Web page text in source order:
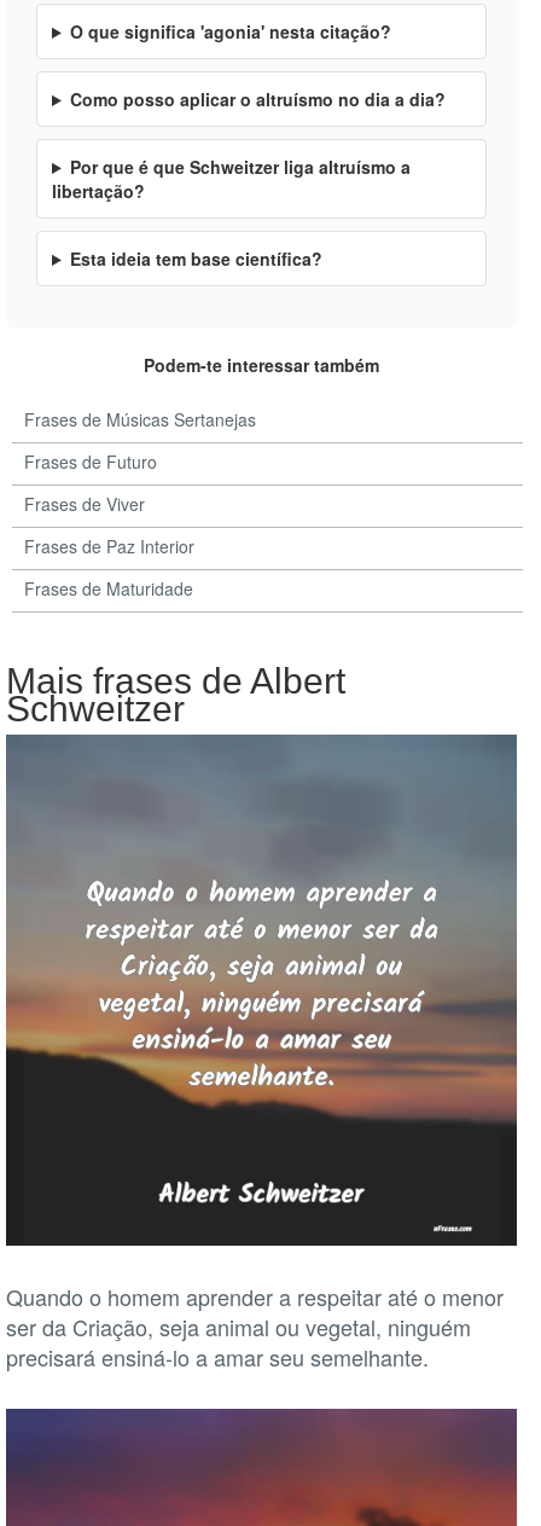
O que significa 'agonia' nesta citação?
Como posso aplicar o altruísmo no dia a dia?
Por que é que Schweitzer liga altruísmo a
libertação?
Esta ideia tem base científica?
Podem-te interessar também
Frases de Músicas Sertanejas
Frases de Futuro
Frases de Viver
Frases de Paz Interior
Frases de Maturidade
Mais frases de Albert
Schweitzer
Quando o homem aprender a respeitar até o menor
ser da Criação, seja animal ou vegetal, ninguém
precisará ensiná-lo a amar seu semelhante.